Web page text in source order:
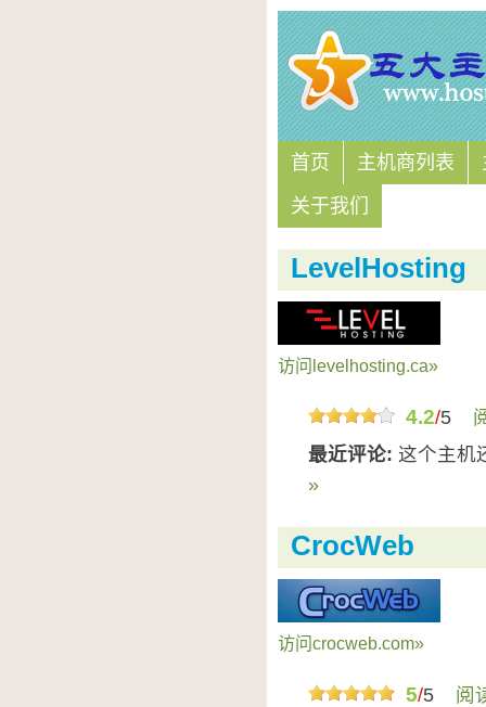
首页 主机商列表
关于我们
LevelHosting
访问levelhosting.ca»
4.2/5
最近评论: 这个主机
»
CrocWeb
访问crocweb.com»
5/5
阅